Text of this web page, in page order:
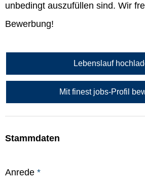
unbedingt auszufüllen sind. Wir
Bewerbung!
Lebenslauf
Mit finest jobs-Profil
Stammdaten
Anrede *